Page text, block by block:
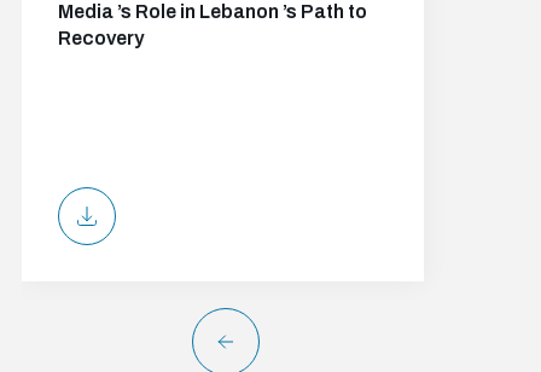
Media ’s Role in Lebanon ’s Path to
Recovery